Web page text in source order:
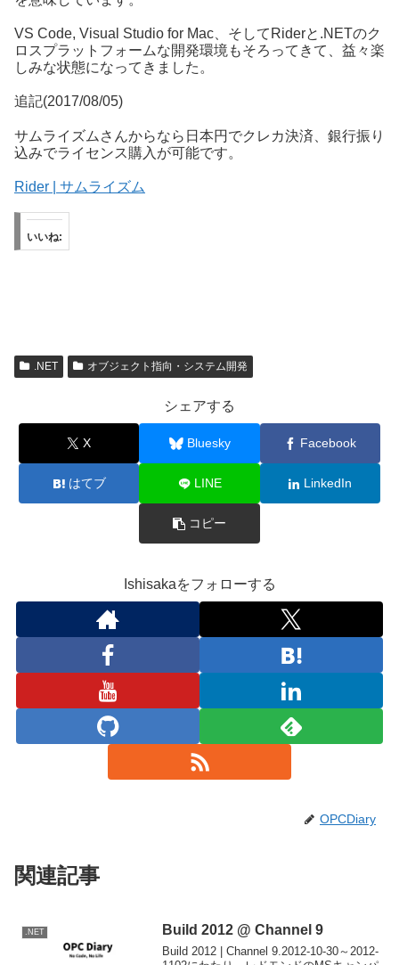
VS Code, Visual Studio for Mac、そしてRiderと.NETのク
ロスプラットフォームな開発環境もそろってきて、益々楽
しみな状態になってきました。
追記(2017/08/05)
サムライズムさんからなら日本円でクレカ決済、銀行振り
込みでライセンス購入が可能です。
Rider | サムライズム
いいね:
.NET オブジェクト指向・システム開発
シェアする
X Bluesky Facebook
はてブ LINE LinkedIn
コピー
Ishisakaをフォローする
OPCDiary
関連記事
.NET Build 2012 @ Channel 9
Build 2012 | Channel 9.2012-10-30～2012-